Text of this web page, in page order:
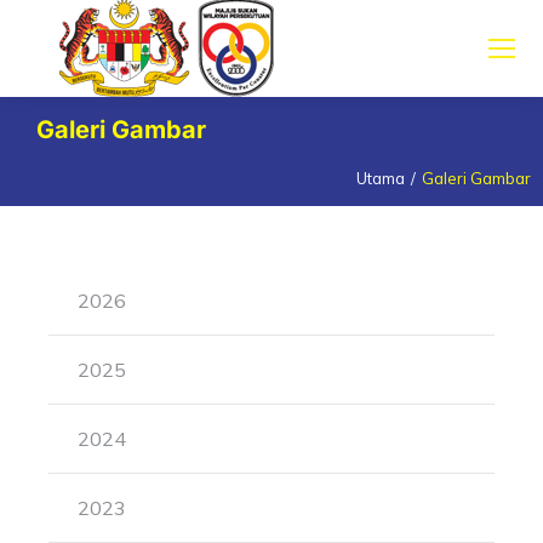
Galeri Gambar
Utama Galeri Gambar
2026
2025
2024
2023